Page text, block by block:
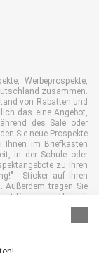
Werbeprospekte,
zusammen.
von Rabatten und
das eine Angebot,
des Sale oder
Sie neue Prospekte
Ihnen im Briefkasten
in der Schule oder
zu Ihren
- Sticker auf Ihren
Außerdem tragen Sie
für unsere Umwelt